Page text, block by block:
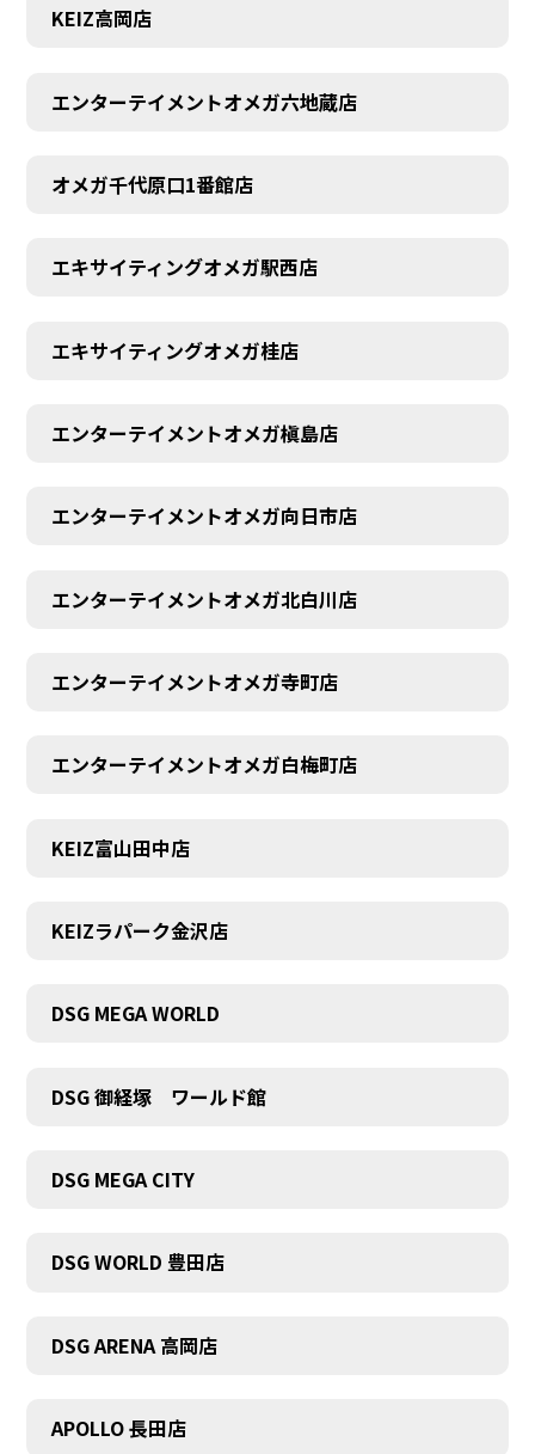
KEIZ高岡店
エンターテイメントオメガ六地蔵店
オメガ千代原口1番館店
エキサイティングオメガ駅西店
エキサイティングオメガ桂店
エンターテイメントオメガ槇島店
エンターテイメントオメガ向日市店
エンターテイメントオメガ北白川店
エンターテイメントオメガ寺町店
エンターテイメントオメガ白梅町店
KEIZ富山田中店
KEIZラパーク金沢店
DSG MEGA WORLD
DSG 御経塚 ワールド館
DSG MEGA CITY
DSG WORLD 豊田店
DSG ARENA 高岡店
APOLLO 長田店